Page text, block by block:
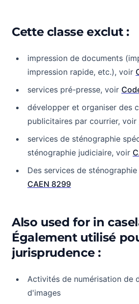
Cette classe exclut :
impression de documents
impression rapide, etc.), voir
services pré-presse, voir
développer et organiser des
publicitaires par courrier, voir
services de sténographie
sténographie judiciaire, voir
Des services de
CAEN 8299
Also used for in
Également utilisé
jurisprudence :
Activités de numérisation de
d'images